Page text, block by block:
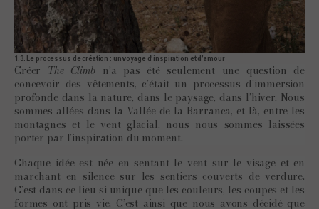
1.3. Le processus de création : un voyage d’inspiration et d’amour
Créer The Climb n’a pas été seulement une question de
concevoir des vêtements, c’était un processus d’immersion
profonde dans la nature, dans le paysage, dans l’hiver. Nous
sommes allées dans la Vallée de la Barranca, et là, entre les
montagnes et le vent glacial, nous nous sommes laissées
porter par l’inspiration du moment.
Chaque idée est née en sentant le vent sur le visage et en
marchant en silence sur les sentiers couverts de verdure.
C’est dans ce lieu si unique que les couleurs, les coupes et les
formes ont pris vie. C’est ainsi que nous avons décidé que